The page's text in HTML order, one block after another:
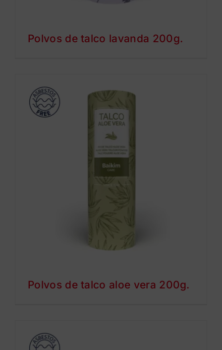
Polvos de talco lavanda 200g.
Polvos de talco aloe vera 200g.